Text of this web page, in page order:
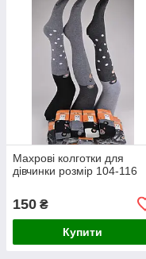
Махрові колготки для
дівчинки розмір 104-116
150 ₴
Купити